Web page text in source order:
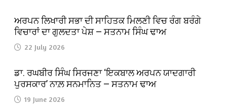
ਅਰਪਨ ਲਿਖਾਰੀ ਸਭਾ ਦੀ ਸਾਹਿਤਕ ਮਿਲਣੀ ਵਿਚ ਰੰਗ ਬਰੰਗੇ
ਵਿਚਾਰਾਂ ਦਾ ਗੁਲਦਤਾ ਪੇਸ਼ — ਸਤਨਾਮ ਸਿੰਘ ਢਾਅ
22 July 2026
ਡਾ. ਰਘਬੀਰ ਸਿੰਘ ਸਿਰਜਣਾ ‘ਇਕਬਾਲ ਅਰਪਨ ਯਾਦਗਾਰੀ
ਪੁਰਸਕਾਰ’ ਨਾਲ਼ ਸਨਮਾਨਿਤ — ਸਤਨਾਮ ਢਾਅ
19 June 2026